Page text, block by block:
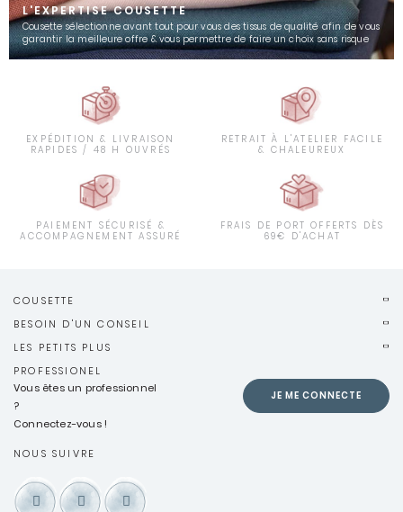
L'EXPERTISE COUSETTE
Cousette sélectionne avant tout pour vous des tissus de qualité afin de vous
garantir la meilleure offre & vous permettre de faire un choix sans risque
EXPÉDITION & LIVRAISON
RAPIDES / 48 H OUVRÉS
RETRAIT À L'ATELIER FACILE
& CHALEUREUX
PAIEMENT SÉCURISÉ &
ACCOMPAGNEMENT ASSURÉ
FRAIS DE PORT OFFERTS DÈS
69€ D'ACHAT
COUSETTE
BESOIN D'UN CONSEIL
LES PETITS PLUS
PROFESSIONEL
Vous êtes un professionnel
?
Connectez-vous !
JE ME CONNECTE
NOUS SUIVRE